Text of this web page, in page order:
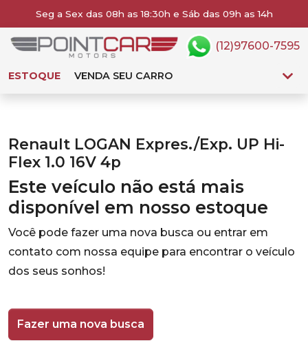
Seg a Sex das 08h as 18:30h e Sáb das 09h as 14h
ESTOQUE VENDA SEU CARRO
(12)97600-7595
Renault LOGAN Expres./Exp. UP Hi-
Flex 1.0 16V 4p
Este veículo não está mais
disponível em nosso estoque
Você pode fazer uma nova busca ou entrar em
contato com nossa equipe para encontrar o veículo
dos seus sonhos!
Fazer uma nova busca